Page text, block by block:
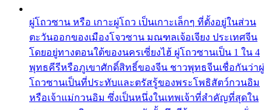
ผู่โถวซาน หรือ เกาะผู่โถว เป็นเกาะเล็กๆ ที่ตั้งอยู่ในส่วน
ตะวันออกของเมืองโจวซาน มณฑลเจ้อเจียง ประเทศจีน
โดยอยู่ทางตอนใต้ของนครเซี่ยงไฮ้ ผู่โถวซานเป็น 1 ใน 4
พุทธคีรีหรือภูเขาศักดิ์สิทธิ์ของจีน ชาวพุทธจีนเชื่อกันว่าผู่
โถวซานเป็นที่ประทับและตรัสรู้ของพระโพธิสัตว์กวนอิม
หรือเจ้าแม่กวนอิม ซึ่งเป็นหนึ่งในเทพเจ้าที่สำคัญที่สุดใน